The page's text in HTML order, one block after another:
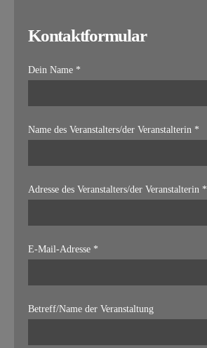
Kontaktformular
Dein Name *
Name des Veranstalters/der Veranstalterin *
Adresse des Veranstalters/der Veranstalterin *
E-Mail-Adresse *
Betreff/Name der Veranstaltung